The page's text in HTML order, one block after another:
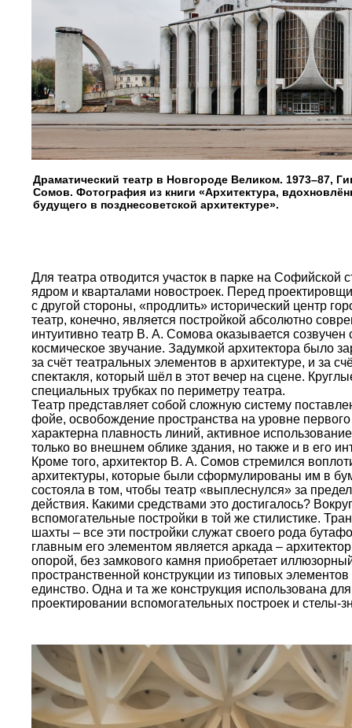
Драматический театр в Новгороде Великом. 1973–87,
Сомов. Фотография из книги «Архитектура,
будущего в позднесоветской архитектуре».
Для театра отводится участок в парке на
ядром и кварталами новостроек. Перед
с другой стороны, «продлить» исторический центр
театр, конечно, является постройкой абсолютно
интуитивно театр В. А. Сомова оказывается
космическое звучание. Задумкой архитектора было
за счёт театральных элементов в архитектуре, и за
спектакля, который шёл в этот вечер на сцене.
специальных трубках по периметру театра.
Театр представляет собой сложную систему
фойе, освобождение пространства на уровне
характерна плавность линий, активное
только во внешнем облике здания, но также и в его
Кроме того, архитектор В. А. Сомов стремился
архитектуры, которые были сформулированы им в
состояла в том, чтобы театр «выплеснулся» за
действия. Какими средствами это достигалось?
вспомогательные постройки в той же стилистике.
шахты – все эти постройки служат своего рода
главным его элементом является аркада –
опорой, без замкового камня приобретает
пространственной конструкции из типовых
единство. Одна и та же конструкция использована
проектировании вспомогательных построек и стелы-